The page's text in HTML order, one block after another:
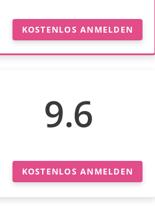
KOSTENLOS ANMELDEN
9.6
KOSTENLOS ANMELDEN